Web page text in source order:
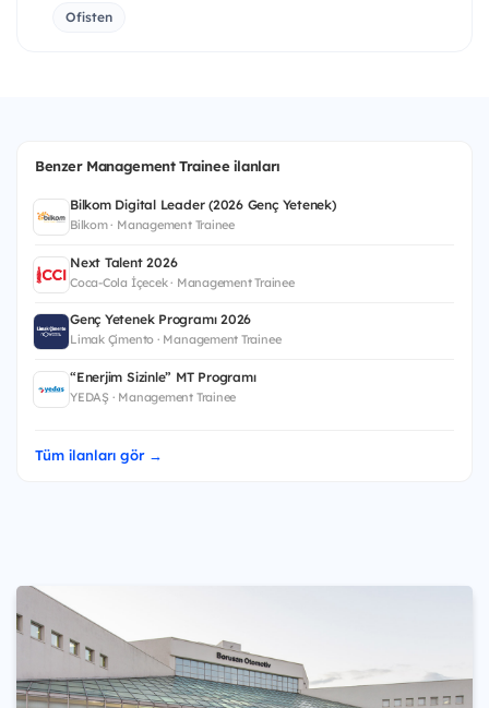
Ofisten
Benzer Management Trainee ilanları
Bilkom Digital Leader (2026 Genç Yetenek)
Bilkom · Management Trainee
Next Talent 2026
Coca-Cola İçecek · Management Trainee
Genç Yetenek Programı 2026
Limak Çimento · Management Trainee
“Enerjim Sizinle” MT Programı
YEDAŞ · Management Trainee
Tüm ilanları gör →